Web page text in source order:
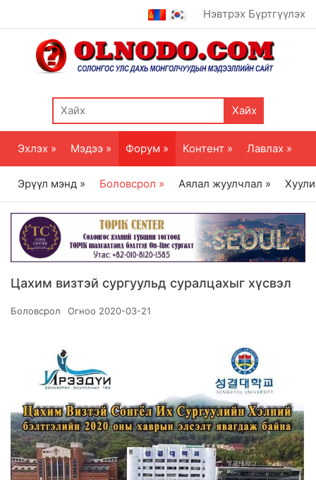
Нэвтрэх Бүртгүүлэх
Хайх
Эхлэх » Мэдээ » Форум » Контент » Лавлах »
Эрүүл мэнд » Боловсрол » Аялал жуулчлал »
Цахим визтэй сургуульд суралцахыг хүсвэл
Боловсрол Огноо 2020-03-21